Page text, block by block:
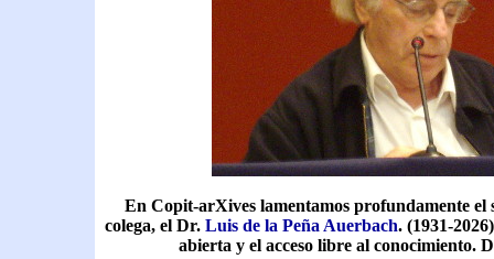
En Copit-arXives lamentamos profundamente
colega, el Dr. Luis de la Peña Auerbach. (1931-
abierta y el acceso libre al conocimiento.